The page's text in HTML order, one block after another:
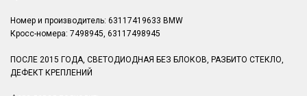
Номер и производитель: 63117419633 BMW
Кросс-номера: 7498945, 63117498945
ПОСЛЕ 2015 ГОДА, СВЕТОДИОДНАЯ БЕЗ БЛОКОВ, РАЗБИТО СТЕКЛО,
ДЕФЕКТ КРЕПЛЕНИЙ